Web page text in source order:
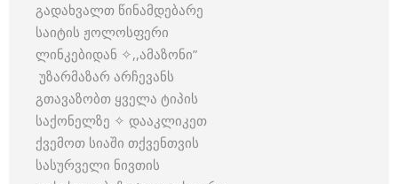
გადახვალთ წინამდებარე
საიტის ჟოლოსფერი
ლინკებიდან ✧,,ამაზონი”
უზარმაზარ არჩევანს
გთავაზობთ ყველა ტიპის
საქონელზე ✧ დააკლიკეთ
ქვემოთ სიაში თქვენთვის
სასურველი ნივთის